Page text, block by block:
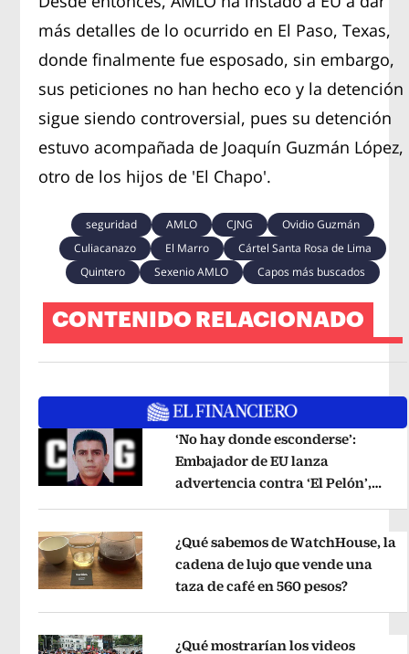
más detalles de lo ocurrido en El Paso, Texas,
donde finalmente fue esposado, sin embargo,
sus peticiones no han hecho eco y la detención
sigue siendo controversial, pues su detención
estuvo acompañada de Joaquín Guzmán López,
otro de los hijos de 'El Chapo'.
seguridad AMLO CJNG
Ovidio Guzmán
Culiacanazo
El Marro
Cártel Santa Rosa de Lima
Quintero
Sexenio AMLO Capos más buscados
CONTENIDO RELACIONADO
‘No hay donde esconderse’:
Embajador de EU lanza
advertencia contra ‘El Pelón’,
¿Qué sabemos de WatchHouse, la
cadena de lujo que vende una
taza de café en 560 pesos?Opens
¿Qué mostrarían los videos